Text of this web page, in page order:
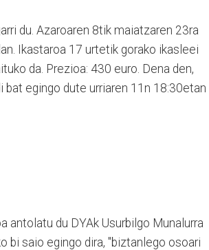
du. Azaroaren 8tik maiatzaren 23ra
Ikastaroa 17 urtetik gorako ikasleei
da. Prezioa: 430 euro. Dena den,
egingo dute urriaren 11n 18:30etan
antolatu du DYAk Usurbilgo Munalurra
bi saio egingo dira, "biztanlego osoari